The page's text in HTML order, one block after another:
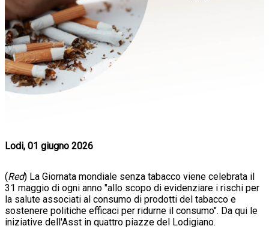
Lodi, 01 giugno 2026
(Red) La Giornata mondiale senza tabacco viene celebrata il
31 maggio di ogni anno "allo scopo di evidenziare i rischi per
la salute associati al consumo di prodotti del tabacco e
sostenere politiche efficaci per ridurne il consumo". Da qui le
iniziative dell'Asst in quattro piazze del Lodigiano.